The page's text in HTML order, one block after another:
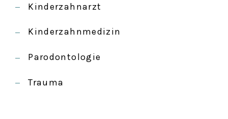
Kinderzahnarzt
Kinderzahnmedizin
Parodontologie
Trauma